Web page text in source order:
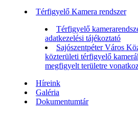
Térfigyelő Kamera rendszer
Térfigyelő
adatkezelési tájékoztató
Sajószentpéter Város
közterületi térfigyelő
megfigyelt területre
Híreink
Galéria
Dokumentumtár